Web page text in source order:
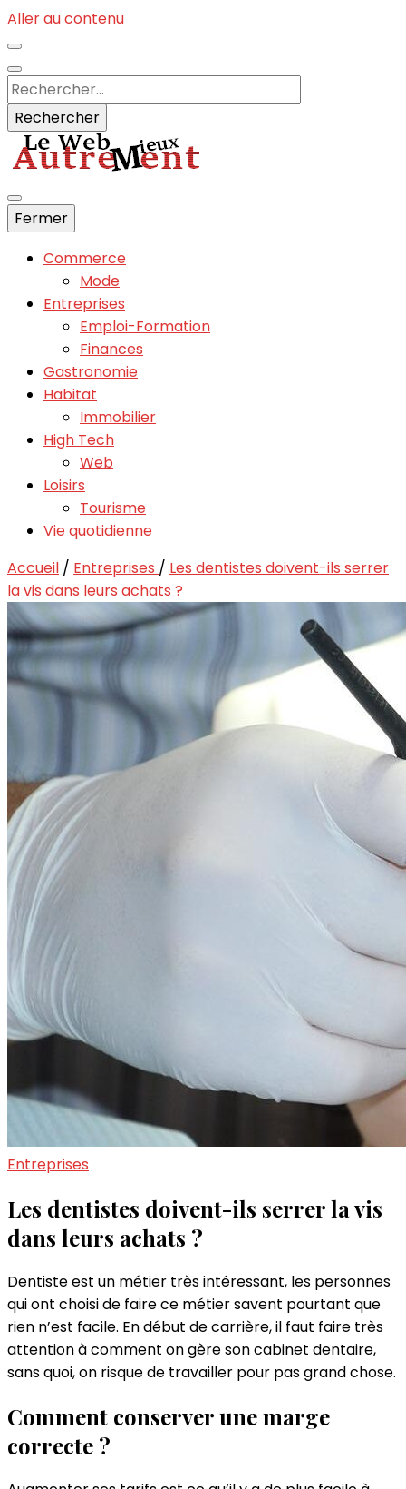
Aller au contenu
Rechercher :
Autrements
Informations du net sans fautes :)
Fermer
Commerce
Mode
Entreprises
Emploi-Formation
Finances
Gastronomie
Habitat
Immobilier
High Tech
Web
Loisirs
Tourisme
Vie quotidienne
Accueil / Entreprises / Les dentistes doivent-ils serrer
la vis dans leurs achats ?
Entreprises
Les dentistes doivent-ils serrer la vis
dans leurs achats ?
Dentiste est un métier très intéressant, les personnes
qui ont choisi de faire ce métier savent pourtant que
rien n’est facile. En début de carrière, il faut faire très
attention à comment on gère son cabinet dentaire,
sans quoi, on risque de travailler pour pas grand chose.
Comment conserver une marge
correcte ?